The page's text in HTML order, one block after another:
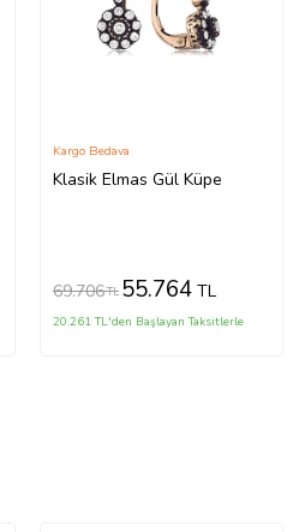
Klasik Elmas Gül Küpe
Kargo Bedava
69.706TL 55.764 TL
20.261 TL'den Başlayan Taksitlerle